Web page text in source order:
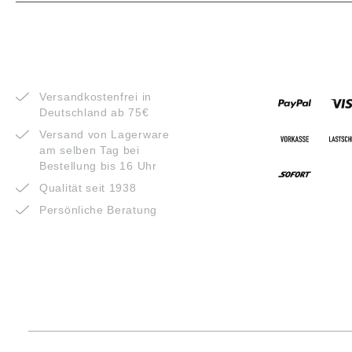
Versandkostenfrei in
Deutschland ab 75€
Versand von Lagerware
am selben Tag bei
Bestellung bis 16 Uhr
Qualität seit 1938
Persönliche Beratung